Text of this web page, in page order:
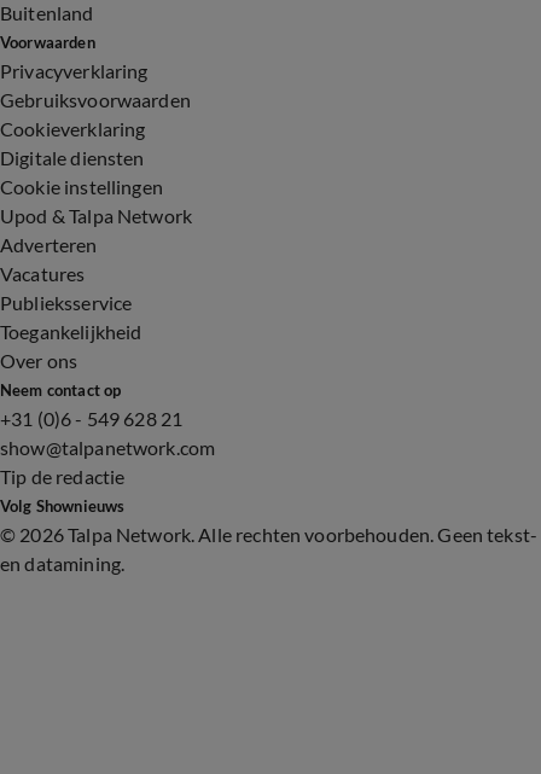
Buitenland
Voorwaarden
Privacyverklaring
Gebruiksvoorwaarden
Cookieverklaring
Digitale diensten
Cookie instellingen
Upod & Talpa Network
Adverteren
Vacatures
Publieksservice
Toegankelijkheid
Over ons
Neem contact op
+31 (0)6 - 549 628 21
show@talpanetwork.com
Tip de redactie
Volg Shownieuws
© 2026 Talpa Network. Alle rechten voorbehouden. Geen tekst-
en datamining.